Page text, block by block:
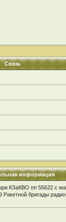
Связь
информация
КЗаКВО пп 55622 с
Ракетной бригады